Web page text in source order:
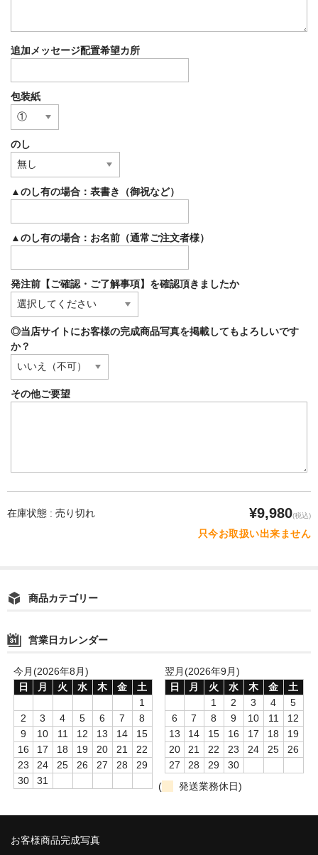
追加メッセージ配置希望カ所
包装紙
のし
▲のし有の場合：表書き（御祝など）
▲のし有の場合：お名前（通常ご注文者様）
発注前【ご確認・ご了解事項】を確認頂きましたか
◎当店サイトにお客様の完成商品写真を掲載してもよろしいです
か？
その他ご要望
在庫状態 : 売り切れ ¥9,980(税込)
只今お取扱い出来ません
商品カテゴリー
営業日カレンダー
今月(2026年8月)
日
月 火 水 木 金
土
1
2
3 4 5 6 7
8
9
10 11 12 13 14
15
16
17 18 19 20 21
22
23
24 25 26 27 28
29
30
31
翌月(2026年9月)
日
月 火 水 木 金
土
1
2 3 4
5
6
7 8 9 10 11
12
13
14 15 16 17 18
19
20
21 22 23 24 25
26
27
28 29
30
(
発送業務休日)
お客様商品完成写真